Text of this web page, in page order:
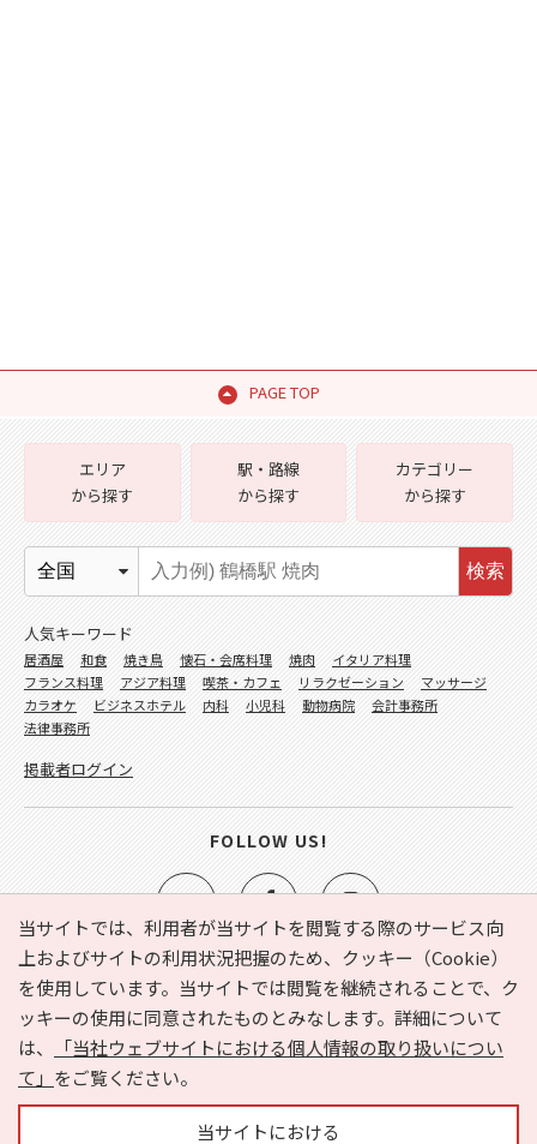
PAGE TOP
当サイトでは、利用者が当サイトを閲覧する際のサービス向
上およびサイトの利用状況把握のため、クッキー（Cookie）
を使用しています。当サイトでは閲覧を継続されることで、ク
ッキーの使用に同意されたものとみなします。詳細について
は、
「当社ウェブサイトにおける個人情報の取り扱いについ
て」 をご覧ください。
当サイトにおける
e-NAVITA（イーナビタ）とは？ お気に入り
ヘルプ
利用規約
個人情報の取り扱いについて
運営会社
サイトマップ
広告掲載に関するお問い合わせ
エリア
から探す
駅・路線
から探す
カテゴリー
から探す
検索
人気キーワード
居酒屋 和食 焼き鳥 懐石・会席料理 焼肉
イタリア料理
フランス料理
アジア料理 喫茶・カフェ リラクゼーション
マッサージ
カラオケ
ビジネスホテル 内科 小児科 動物病院
会計事務所
法律事務所
掲載者ログイン
FOLLOW US!